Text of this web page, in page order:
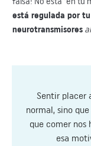
falsa! No está "en tu
está regulada por
neurotransmisores
Sentir placer
normal, sino
que comer nos
esa